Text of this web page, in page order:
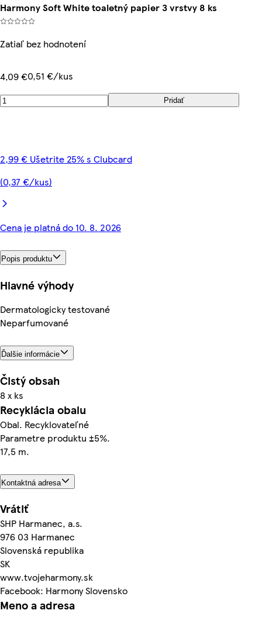
Harmony Soft White toaletný papier 3 vrstvy 8 ks
Zatiaľ bez hodnotení
4,09 €0,51 €/kus
Pridať
2,99 € Ušetrite 25% s Clubcard
(0,37 €/kus)
Cena je platná do 10. 8. 2026
Popis produktu
Hlavné výhody
Dermatologicky testované
Neparfumované
Ďalšie informácie
Čistý obsah
8 x ks
Recyklácia obalu
Obal. Recyklovateľné
Parametre produktu ±5%.
17,5 m.
Kontaktná adresa
Vrátiť
SHP Harmanec, a.s.
976 03 Harmanec
Slovenská republika
SK
www.tvojeharmony.sk
Facebook: Harmony Slovensko
Meno a adresa